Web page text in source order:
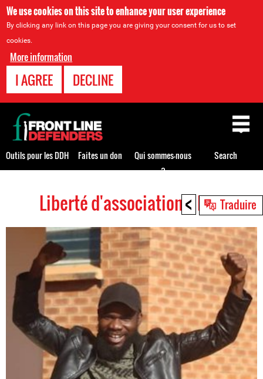
We use cookies on this site to enhance your user experience
By clicking any link on this page you are giving your consent for us to set
cookies.
More information
I AGREE DECLINE
< Traduire
top
Liberté d'association HRDs
Back
to
top
Outils pour les DDH Faites un don
Qui sommes-nous
?
Search